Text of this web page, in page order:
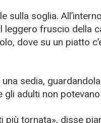
sulla soglia.
fruscio della
dove su un piatto
sedia,
gli adulti non
più tornata», disse